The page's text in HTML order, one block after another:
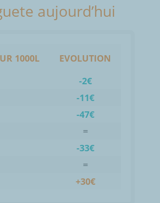
aujourd’hui
1000L
EVOLUTION
-2€
-11€
-47€
=
-33€
=
+30€